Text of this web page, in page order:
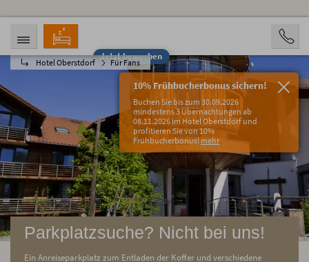
Jetzt bewerben
Hotel Oberstdorf Für Fans
10% Frühbucherbonus sichern!
Buchen Sie bis zum 30.09.2026
mindestens 3 Übernachtungen ab
08.11.2026 im Hotel Oberstdorf und
profitieren Sie von 10%
Frühbucherbonus!mehr
ANREISE ABREISE
14.08.2026
PERSONEN
2 Personen
BUCHEN
Parkplatzsuche? Nicht bei uns!
Ein Anreiseparkplatz zum Entladen der Koffer und verschiedene